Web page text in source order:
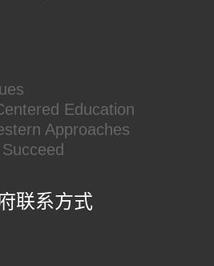
Education
Approaches
联系方式